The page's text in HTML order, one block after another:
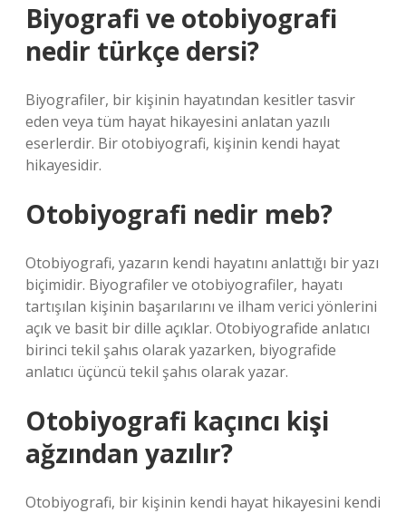
Biyografi ve otobiyografi
nedir türkçe dersi?
Biyografiler, bir kişinin hayatından kesitler tasvir
eden veya tüm hayat hikayesini anlatan yazılı
eserlerdir. Bir otobiyografi, kişinin kendi hayat
hikayesidir.
Otobiyografi nedir meb?
Otobiyografi, yazarın kendi hayatını anlattığı bir yazı
biçimidir. Biyografiler ve otobiyografiler, hayatı
tartışılan kişinin başarılarını ve ilham verici yönlerini
açık ve basit bir dille açıklar. Otobiyografide anlatıcı
birinci tekil şahıs olarak yazarken, biyografide
anlatıcı üçüncü tekil şahıs olarak yazar.
Otobiyografi kaçıncı kişi
ağzından yazılır?
Otobiyografi, bir kişinin kendi hayat hikayesini kendi